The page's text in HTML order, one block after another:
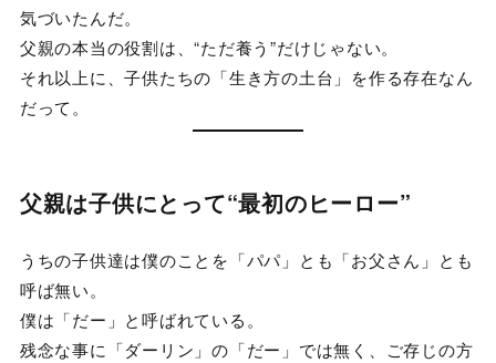
気づいたんだ。
父親の本当の役割は、“ただ養う”だけじゃない。
それ以上に、子供たちの「生き方の土台」を作る存在なん
だって。
父親は子供にとって“最初のヒーロー”
うちの子供達は僕のことを「パパ」とも「お父さん」とも
呼ば無い。
僕は「だー」と呼ばれている。
残念な事に「ダーリン」の「だー」では無く、ご存じの方